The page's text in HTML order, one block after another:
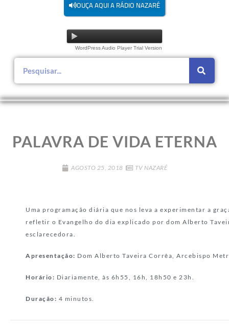
OUÇA AQUI A RÁDIO NAZARÉ
WordPress Audio Player Trial Version
PALAVRA DE VIDA ETERNA
AGOSTO 25, 2018 TV NAZARÉ
Uma programação diária que nos leva a experimentar a
refletir o Evangelho do dia explicado por dom Alberto
esclarecedora.
Apresentação: Dom Alberto Taveira Corrêa, Arcebispo
Horário: Diariamente, às 6h55, 16h, 18h50 e 23h.
Duração: 4 minutos.